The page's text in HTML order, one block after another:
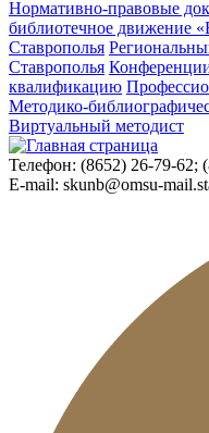
Нормативно-правовые
библиотечное движение
Ставрополья
Ставрополья
квалификацию
Методико-
Виртуальный методист
Телефон: (8652) 26-79-62;
E-mail: skunb@omsu-